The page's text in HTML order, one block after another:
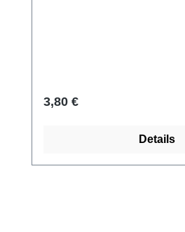
Regulärer Preis:
3,80 €
Details